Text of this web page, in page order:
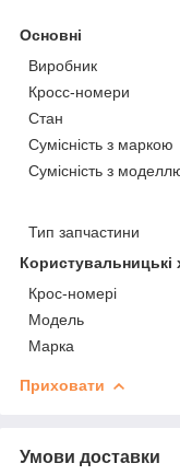
Основні
Виробник
Кросс-номери
Стан
Сумісність з маркою
Сумісність з
Тип запчастини
Користувальницькі
Крос-номері
Мoдель
Марка
Приховати
Умови доставки